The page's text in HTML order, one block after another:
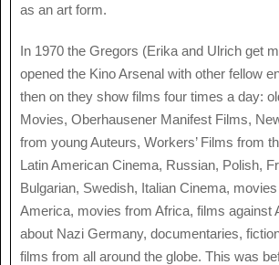
as an art form.
In 1970 the Gregors (Erika and Ulrich get
opened the Kino Arsenal with other fellow
then on they show films four times a day:
Movies, Oberhausener Manifest Films,
from young Auteurs, Workers’ Films from
Latin American Cinema, Russian, Polish,
Bulgarian, Swedish, Italian Cinema,
America, movies from Africa, films against
about Nazi Germany, documentaries,
films from all around the globe. This was